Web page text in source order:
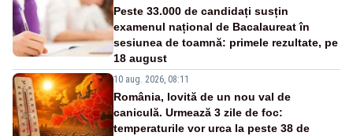
Peste 33.000 de candidați susțin
examenul național de Bacalaureat în
sesiunea de toamnă: primele rezultate, pe
18 august
10 aug. 2026, 08:11
România, lovită de un nou val de
caniculă. Urmează 3 zile de foc:
temperaturile vor urca la peste 38 de